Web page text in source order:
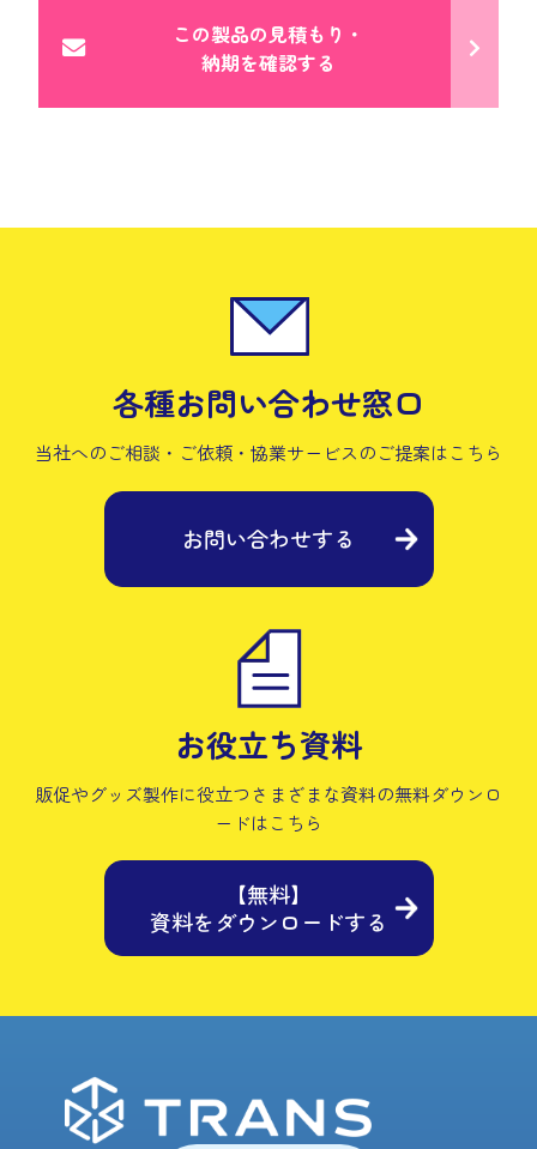
この製品の見積もり・
納期を確認する
各種お問い合わせ窓口
当社へのご相談・ご依頼・協業サービスのご提案はこちら
お問い合わせする
お役立ち資料
販促やグッズ製作に役立つさまざまな資料の無料ダウンロ
ードはこちら
【無料】
資料をダウンロードする